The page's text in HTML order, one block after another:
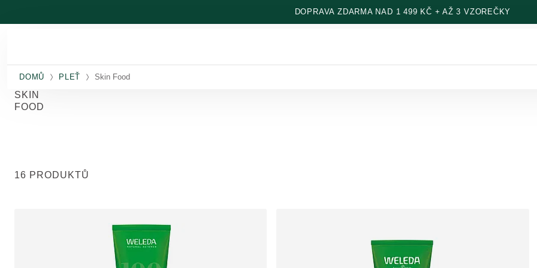
DOPRAVA ZDARMA NAD 1 499 KČ + AŽ 3 VZOREČKY
DOMŮ PLEŤ Skin Food
SKIN
FOOD
16 PRODUKTŮ